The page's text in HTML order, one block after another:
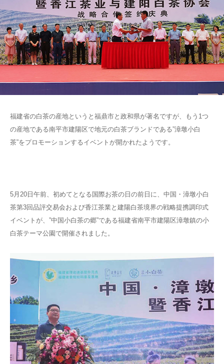
福建省の白茶の産地というと福鼎市と政和県が著名ですが、もう1つ
の産地である南平市建陽区で地元の白茶ブランドである”漳墩小白
茶”をプロモーションするイベントが開かれたようです。
5月20日午前、初めてとなる国際お茶の日の前日に、中国・漳墩小白
茶第3回品評交易会および香江茶業と建陽白茶境界の戦略提携調印式
イベントが、”中国小白茶の郷”である福建省南平市建陽区漳墩鎮の小
白茶テーマ公園で開催されました。
Shops
Books